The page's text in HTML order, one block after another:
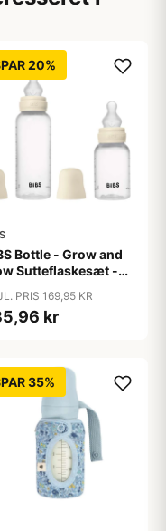
20%
Bottle - Grow and
Sutteflaskesæt -
270ml - 2-Pak -
PRIS 169,95 KR
kr
35%